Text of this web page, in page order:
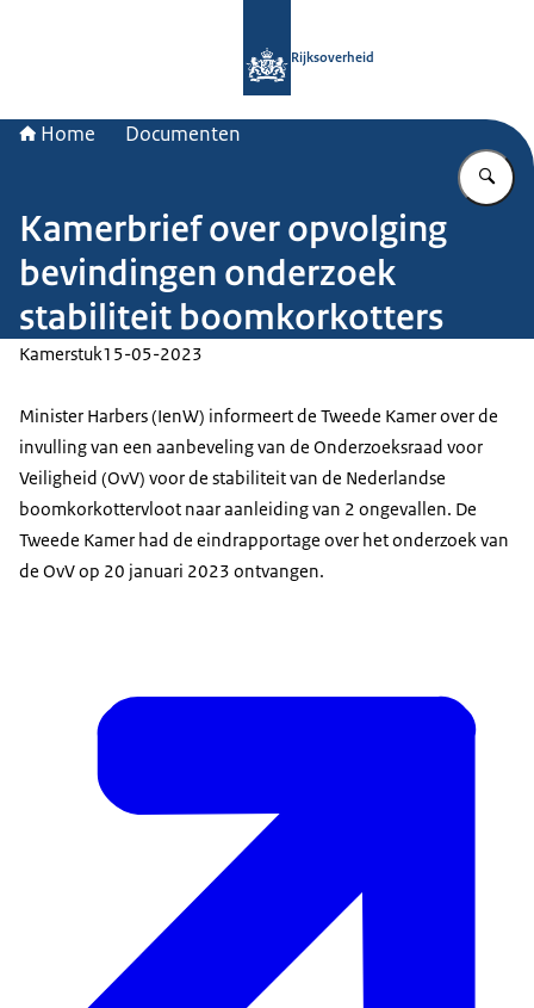
Rijksoverheid
Home Documenten
Kamerbrief over opvolging
bevindingen onderzoek
stabiliteit boomkorkotters
Kamerstuk15-05-2023
Minister Harbers (IenW) informeert de Tweede Kamer over de
invulling van een aanbeveling van de Onderzoeksraad voor
Veiligheid (OvV) voor de stabiliteit van de Nederlandse
boomkorkottervloot naar aanleiding van 2 ongevallen. De
Tweede Kamer had de eindrapportage over het onderzoek van
de OvV op 20 januari 2023 ontvangen.